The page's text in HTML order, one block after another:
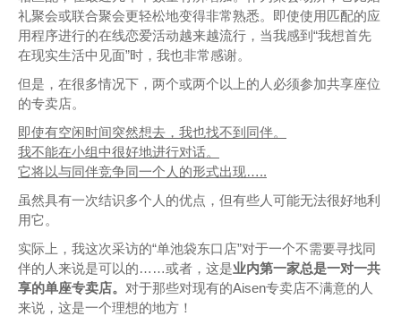
礼聚会或联合聚会更轻松地变得非常熟悉。即使使用匹配的应
用程序进行的在线恋爱活动越来越流行，当我感到“我想首先
在现实生活中见面”时，我也非常感谢。
但是，在很多情况下，两个或两个以上的人必须参加共享座位
的专卖店。
即使有空闲时间突然想去，我也找不到同伴。
我不能在小组中很好地进行对话。
它将以与同伴竞争同一个人的形式出现…..
虽然具有一次结识多个人的优点，但有些人可能无法很好地利
用它。
实际上，我这次采访的“单池袋东口店”对于一个不需要寻找同
伴的人来说是可以的……或者，这是业内第一家总是一对一共
享的单座专卖店。 对于那些对现有的Aisen专卖店不满意的人
来说，这是一个理想的地方！